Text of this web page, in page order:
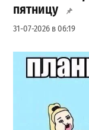
пятницу
31-07-2026 в 06:19